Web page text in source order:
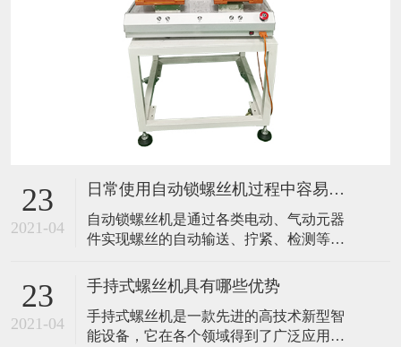
23
2021-04
日常使用自动锁螺丝机过程中容易忽视哪些问题？
​自动锁螺丝机是通过各类电动、气动元器
件实现螺丝的自动输送、拧紧、检测等工
减少人工数量及减少人工误操作带来的不
良因素。是一种典型的非标自动化设备。
由于其属于非标自动化设备，具有可定制
的特性，涉及螺丝紧固的产品都能获得相
23
2021-04
手持式螺丝机具有哪些优势
手持式螺丝机是一款先进的高技术新型智
能设备，它在各个领域得到了广泛应用。